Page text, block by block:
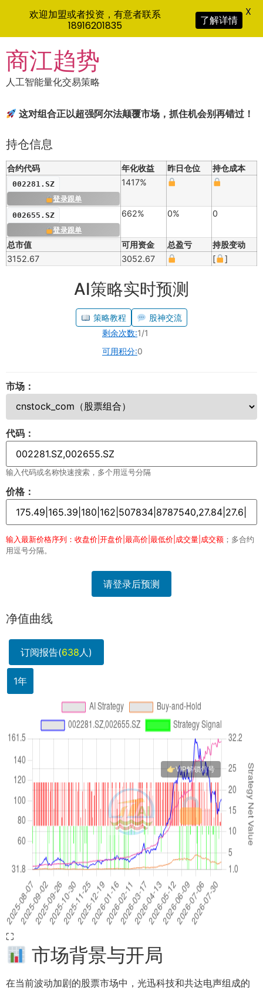
to
content
商江趋势
人工智能量化交易策略
这对组合正以超强阿尔法颠覆市场，抓住机会别再错过！
持仓信息
合约代码 年化收益 昨日仓位 持仓成本
002281.SZ
登录跟单
1417%
002655.SZ
登录跟单
662% 0% 0
总市值 可用资金 总盈亏
持股变动
3152.67
3052.67 [ ]
AI策略实时预测
策略教程
股神交流
剩余次数:1/1
可用积分:0
市场：
代码：
输入代码或名称快速搜索，多个用逗号分隔
价格：
输入最新价格序列：收盘价|开盘价|最高价|最低价|成交量|成交额 ；多合约
用逗号分隔。
请登录后预测
净值曲线
订阅报告(638人)
1年
⛶
市场背景与开局
在当前波动加剧的股票市场中，光迅科技和共达电声组成的
欢迎加盟或者投资，有意者联系
18916201835
了解详情
X